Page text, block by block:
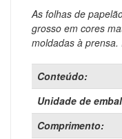
As folhas de
grosso em cores
moldadas à prensa.
Conteúdo:
Unidade de
Comprimento: